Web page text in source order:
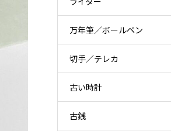
万年筆／ボールペン
切手／テレカ
古い時計
古銭